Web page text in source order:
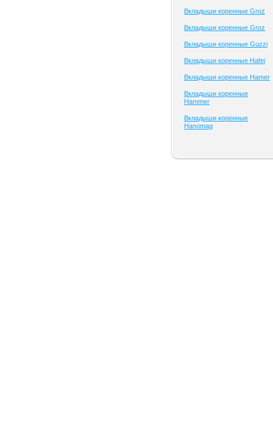
Вкладыши коренные Groz
Вкладыши коренные Groz
Вкладыши коренные Guzzi
Вкладыши коренные Hafei
Вкладыши коренные Hamer
Вкладыши коренные
Hammer
Вкладыши коренные
Hanomag